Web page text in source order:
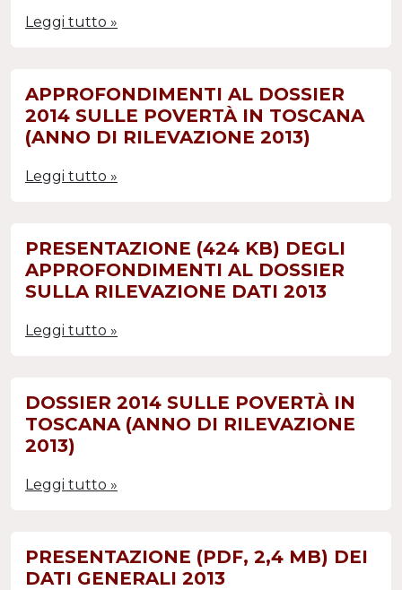
Leggi tutto »
APPROFONDIMENTI AL DOSSIER
2014 SULLE POVERTÀ IN TOSCANA
(ANNO DI RILEVAZIONE 2013)
Leggi tutto »
PRESENTAZIONE (424 KB) DEGLI
APPROFONDIMENTI AL DOSSIER
SULLA RILEVAZIONE DATI 2013
Leggi tutto »
DOSSIER 2014 SULLE POVERTÀ IN
TOSCANA (ANNO DI RILEVAZIONE
2013)
Leggi tutto »
PRESENTAZIONE (PDF, 2,4 MB) DEI
DATI GENERALI 2013